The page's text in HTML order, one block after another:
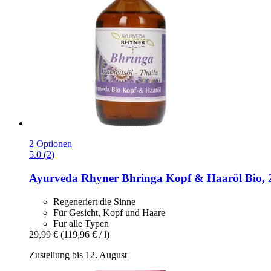
2 Optionen
5.0 (2)
Ayurveda Rhyner Bhringa Kopf & Haaröl Bio,
Regeneriert die Sinne
Für Gesicht, Kopf und Haare
Für alle Typen
29,99 € (119,96 € / l)
Zustellung bis 12. August